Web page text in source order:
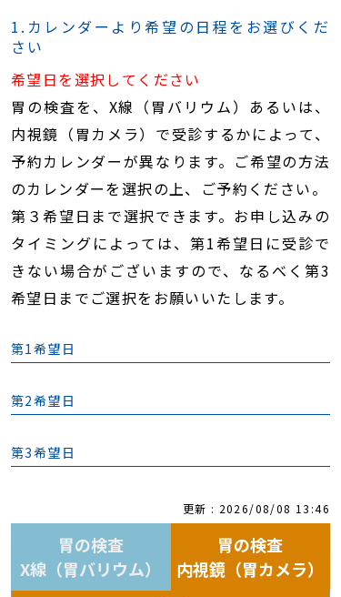
1.カレンダーより希望の日程をお選びくだ
さい
希望日を選択してください
胃の検査を、X線（胃バリウム）あるいは、
内視鏡（胃カメラ）で受診するかによって、
予約カレンダーが異なります。ご希望の方法
のカレンダーを選択の上、ご予約ください。
第３希望日まで選択できます。お申し込みの
タイミングによっては、第1希望日に受診で
きない場合がございますので、なるべく第3
希望日までご選択をお願いいたします。
第1希望日
第2希望日
第3希望日
更新 : 2026/08/08 13:46
胃の検査
X線（胃バリウム）
胃の検査
内視鏡（胃カメラ）